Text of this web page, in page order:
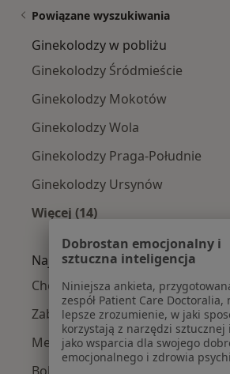
Powiązane wyszukiwania
Ginekolodzy w pobliżu
Ginekolodzy Śródmieście
Ginekolodzy Mokotów
Ginekolodzy Wola
Ginekolodzy Praga-Południe
Ginekolodzy Ursynów
Więcej (14)
Więcej w kategorii:
Najczęście leczone choroby
Choroby ginekologiczne w
Zaburzenia miesiączkowania w
Menopauza w Warszawie
Bolesne miesiączkowanie w
Dobrostan emocjonalny i
sztuczna inteligencja
Niniejsza ankieta,
zespół Patient Care Doctoralia,
lepsze zrozumienie, w jaki
korzystają z narzędzi
jako wsparcia dla swojego
emocjonalnego i zdrowia